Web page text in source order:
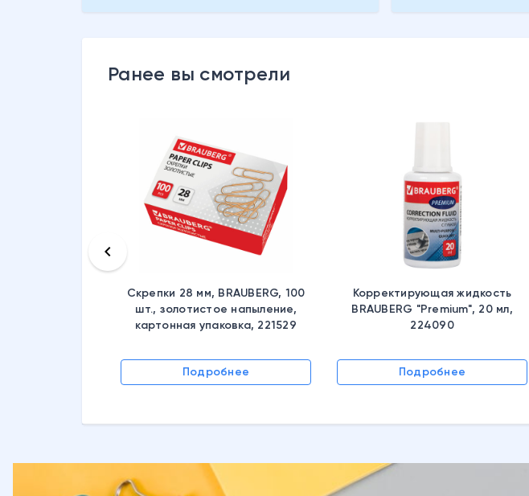
Ранее вы смотрели
Скрепки 28 мм, BRAUBERG, 100
шт., золотистое напыление,
картонная упаковка, 221529
Подробнее
Корректирующая жидкость
BRAUBERG "Premium", 20 мл,
224090
Подробнее
keyboard_arrow_left